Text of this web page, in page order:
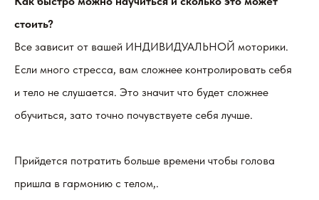
стоить?
Все зависит от вашей ИНДИВИДУАЛЬНОЙ моторики.
Если много стресса, вам сложнее контролировать себя
и тело не слушается. Это значит что будет сложнее
обучиться, зато точно почувствуете себя лучше.
Прийдется потратить больше времени чтобы голова
пришла в гармонию с телом,.